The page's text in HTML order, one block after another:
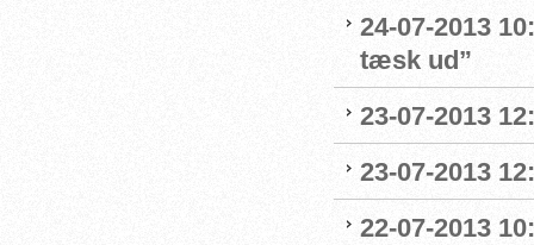
24-07-2013
tæsk ud”
23-07-2013
23-07-2013
22-07-2013